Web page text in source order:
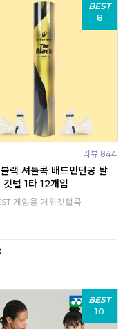
BEST
8
리뷰 844
랙 셔틀콕 배드민턴공 탈
깃털 1타 12개입
게임용 거위깃털콕
BEST
10